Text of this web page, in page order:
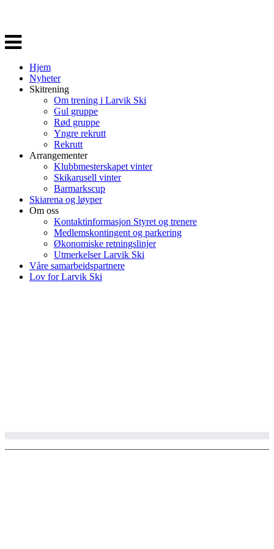
Veksle
navigasjon
Hjem
Nyheter
Skitrening
Om trening i Larvik Ski
Gul gruppe
Rød gruppe
Yngre rekrutt
Rekrutt
Arrangementer
Klubbmesterskapet vinter
Skikarusell vinter
Barmarkscup
Skiarena og løyper
Om oss
Kontaktinformasjon Styret og trenere
Medlemskontingent og parkering
Økonomiske retningslinjer
Utmerkelser Larvik Ski
Våre samarbeidspartnere
Lov for Larvik Ski